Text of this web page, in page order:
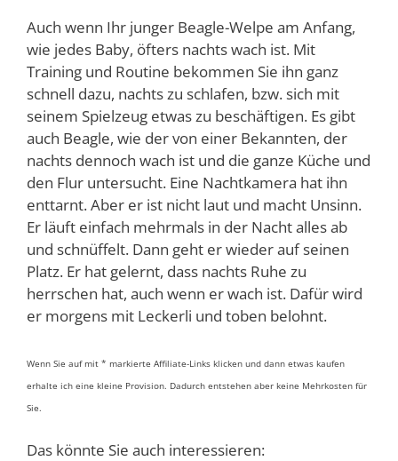
Auch wenn Ihr junger Beagle-Welpe am Anfang,
wie jedes Baby, öfters nachts wach ist. Mit
Training und Routine bekommen Sie ihn ganz
schnell dazu, nachts zu schlafen, bzw. sich mit
seinem Spielzeug etwas zu beschäftigen. Es gibt
auch Beagle, wie der von einer Bekannten, der
nachts dennoch wach ist und die ganze Küche und
den Flur untersucht. Eine Nachtkamera hat ihn
enttarnt. Aber er ist nicht laut und macht Unsinn.
Er läuft einfach mehrmals in der Nacht alles ab
und schnüffelt. Dann geht er wieder auf seinen
Platz. Er hat gelernt, dass nachts Ruhe zu
herrschen hat, auch wenn er wach ist. Dafür wird
er morgens mit Leckerli und toben belohnt.
Wenn Sie auf mit * markierte Affiliate-Links klicken und dann etwas kaufen
erhalte ich eine kleine Provision. Dadurch entstehen aber keine Mehrkosten für
Sie.
Das könnte Sie auch interessieren: